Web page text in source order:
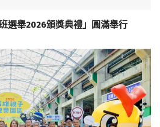
選舉2026頒獎典禮」圓滿舉行